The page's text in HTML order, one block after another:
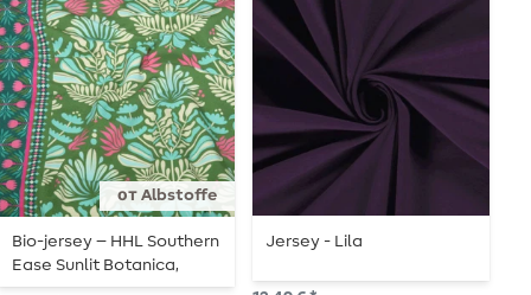
от Albstoffe
Bio-jersey – HHL Southern
Ease Sunlit Botanica,
vihreä
Jersey - Lila